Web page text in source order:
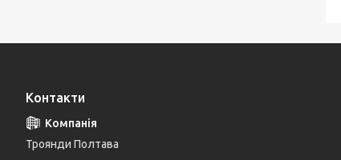
Контакти
Троянди Полтава